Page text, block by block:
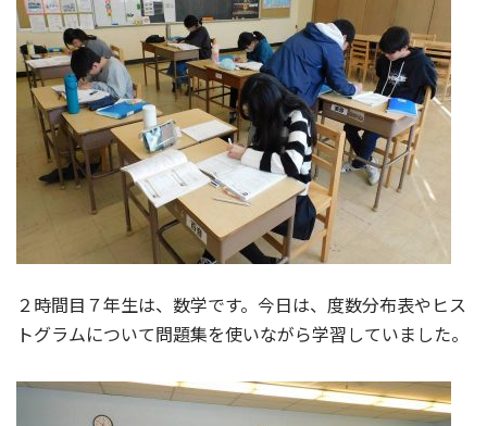
２時間目７年生は、数学です。今日は、度数分布表やヒス
トグラムについて問題集を使いながら学習していました。